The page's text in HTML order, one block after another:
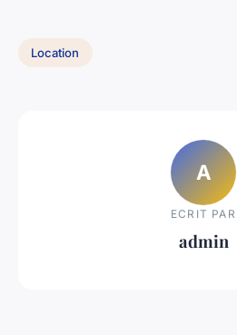
Location
A
ECRIT PAR
admin